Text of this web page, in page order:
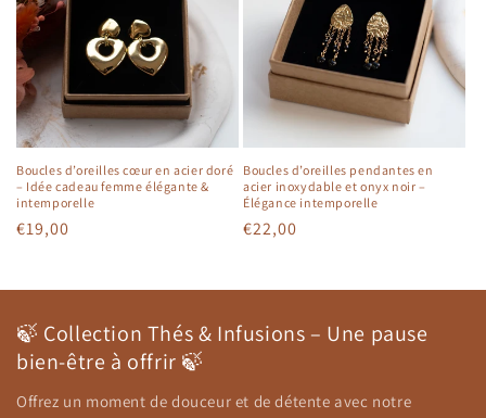
Boucles d’oreilles cœur en acier doré
– Idée cadeau femme élégante &
intemporelle
Prix
€19,00
Boucles d’oreilles pendantes en
acier inoxydable et onyx noir –
Élégance intemporelle
Prix
€22,00
🍃 Collection Thés & Infusions – Une pause
bien-être à offrir 🍃
Offrez un moment de douceur et de détente avec notre